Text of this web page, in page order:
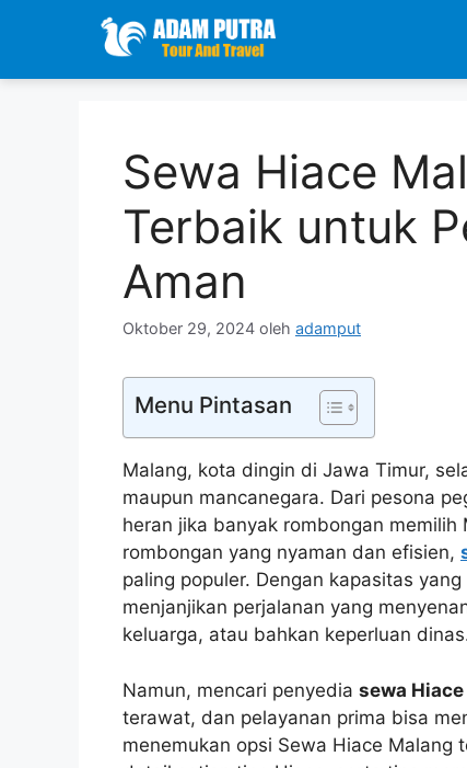
Sewa Hiace
Terbaik untuk
Aman
Oktober 29, 2024 oleh adamput
Menu Pintasan
Malang, kota dingin di Jawa Timur,
maupun mancanegara. Dari pesona
heran jika banyak rombongan
rombongan yang nyaman dan efisien,
paling populer. Dengan kapasitas
menjanjikan perjalanan yang
keluarga, atau bahkan keperluan
Namun, mencari penyedia sewa
terawat, dan pelayanan prima bisa
menemukan opsi Sewa Hiace